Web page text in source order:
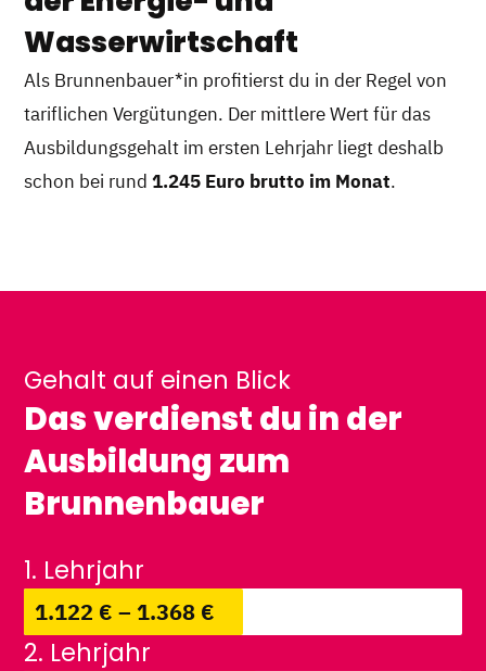
Wasserwirtschaft
Als Brunnenbauer*in profitierst du in der Regel von
tariflichen Vergütungen. Der mittlere Wert für das
Ausbildungsgehalt im ersten Lehrjahr liegt deshalb
schon bei rund1.245 Euro brutto im Monat.
Gehalt auf einen Blick
Das verdienst du in der
Ausbildung zum
Brunnenbauer
1. Lehrjahr
1.122 € – 1.368 €
2. Lehrjahr